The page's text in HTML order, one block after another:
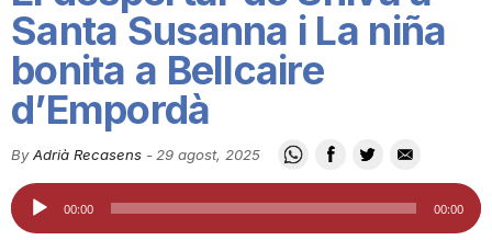
i
u
Santa Susanna i La niña
bonita a Bellcaire
d’Empordà
By Adrià Recasens - 29 agost, 2025
Reproductor
d'àudio
00:00 00:00